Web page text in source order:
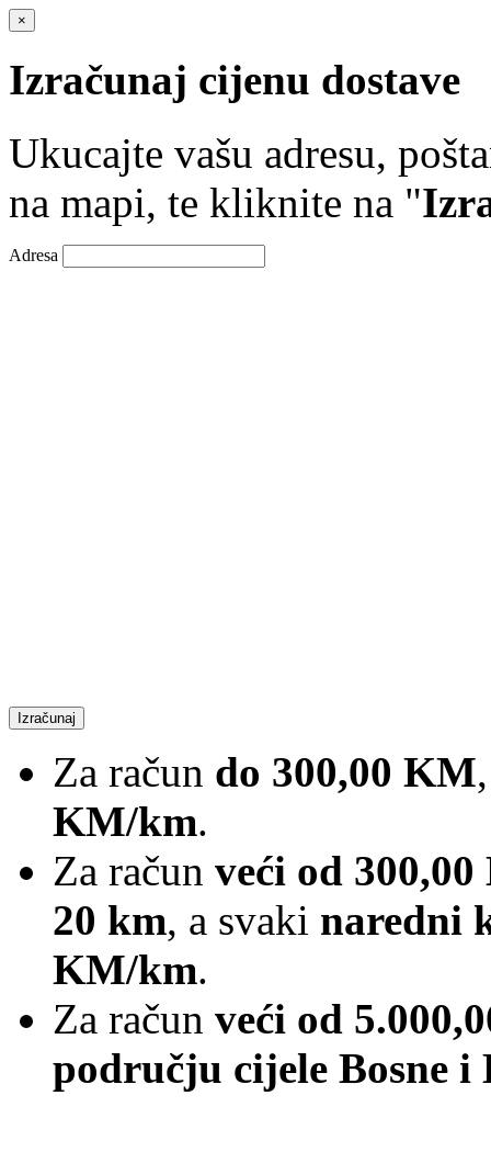
×
Izračunaj cijenu dostave
Ukucajte vašu adresu,
na mapi, te kliknite na "
Adresa
Izračunaj
Za račun do 300,00 KM
KM/km.
Za račun veći od
20 km, a svaki naredni
KM/km.
Za račun veći od
području cijele Bosne i